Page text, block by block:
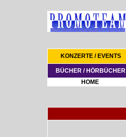
KONZERTE / EVENTS
BÜCHER / HÖRBÜCHER
HOME